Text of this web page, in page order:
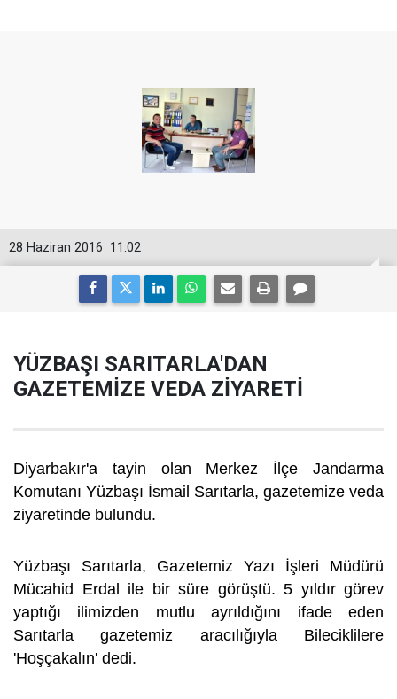
11:02
28 Haziran 2016
YÜZBAŞI SARITARLA'DAN
GAZETEMİZE VEDA ZİYARETİ
Diyarbakır'a tayin olan Merkez İlçe Jandarma
Komutanı Yüzbaşı İsmail Sarıtarla, gazetemize veda
ziyaretinde bulundu.
Yüzbaşı Sarıtarla, Gazetemiz Yazı İşleri Müdürü
Mücahid Erdal ile bir süre görüştü. 5 yıldır görev
yaptığı ilimizden mutlu ayrıldığını ifade eden
Sarıtarla gazetemiz aracılığıyla Bileciklilere
'Hoşçakalın' dedi.